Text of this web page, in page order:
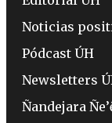
Noticias
Pódcast ÚH
Newsletters
Ñandejara